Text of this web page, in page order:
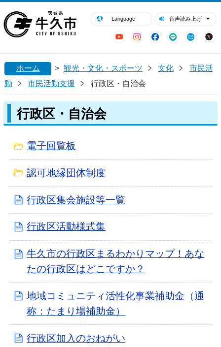
Language 音声読み上げ
YouTubeInstagram
Facebook
LINE Mail
閉じる
ホーム > 観光・文化・スポーツ 文化
市民活
動
市民活動支援 行政区・自治会
行政区・自治会
電子回覧板
認可地縁団体制度
行政区集会施設等一覧
行政区活動様式集
牛久市の行政区まるわかりマップ！あな
たの行政区はどこですか？
地域コミュニティ活性化事業補助金（通
称：たまり場補助金）
行政区加入のおねがい